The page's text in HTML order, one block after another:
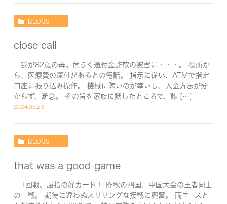
BLOGS
close call
我が82歳の母。危うく還付金詐欺の被害に・・・。 役所か
ら、医療費の還付があるとの電話。 指示に従い、ATMで指定
口座に振り込み操作。 機械に疎いのが幸いし、入金方法が分
からず、断念。 その旨を家族に話したところで、詐 […]
2024.03.23
BLOGS
that was a good game
1回戦、屈指の好カード！ 昨秋の四国、中国大会の王者同士
の一戦。 期待に違わぬスリリングな接戦に興奮。 両エースと